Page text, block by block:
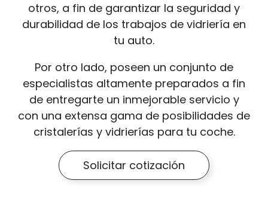
otros, a fin de garantizar la seguridad y
durabilidad de los trabajos de vidriería en
tu auto.
Por otro lado, poseen un conjunto de
especialistas altamente preparados a fin
de entregarte un inmejorable servicio y
con una extensa gama de posibilidades de
cristalerías y vidrierías para tu coche.
Solicitar cotización